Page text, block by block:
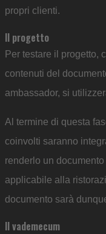
propri clienti.
Il progetto
Per testare il progetto,
contenuti del
ambassador, si
Al termine di questa
coinvolti saranno
renderlo un
applicabile alla
documento sarà
Il vademecum